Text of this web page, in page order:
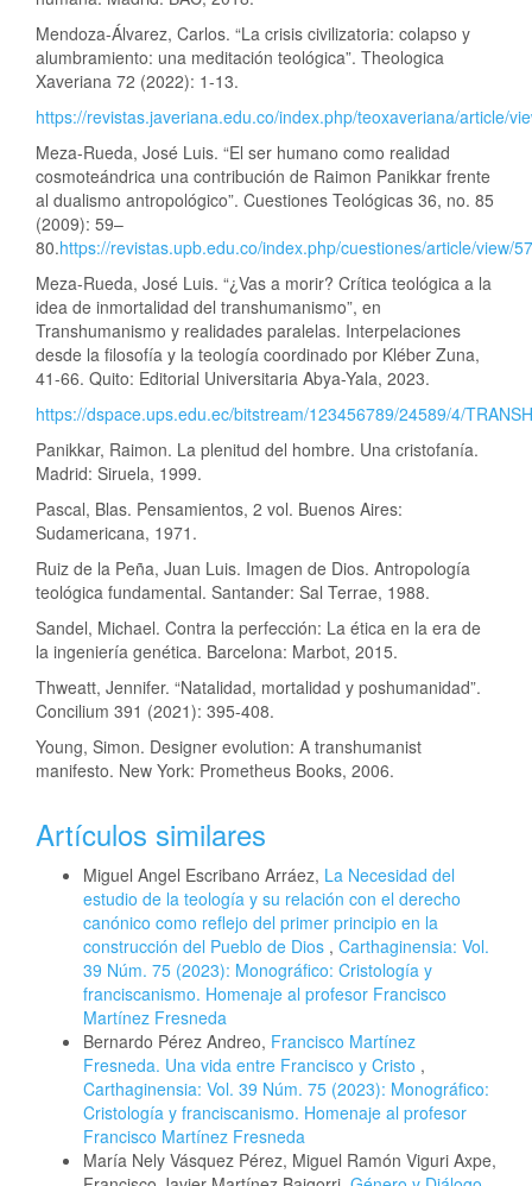
Mendoza-Álvarez, Carlos. “La crisis civilizatoria: colapso y
alumbramiento: una meditación teológica”. Theologica
Xaveriana 72 (2022): 1-13.
https://revistas.javeriana.edu.co/index.php/teoxaveriana/article/
Meza-Rueda, José Luis. “El ser humano como realidad
cosmoteándrica una contribución de Raimon Panikkar frente
al dualismo antropológico”. Cuestiones Teológicas 36, no. 85
(2009): 59–
80.https://revistas.upb.edu.co/index.php/cuestiones/article/view/
Meza-Rueda, José Luis. “¿Vas a morir? Crítica teológica a la
idea de inmortalidad del transhumanismo”, en
Transhumanismo y realidades paralelas. Interpelaciones
desde la filosofía y la teología coordinado por Kléber Zuna,
41-66. Quito: Editorial Universitaria Abya-Yala, 2023.
https://dspace.ups.edu.ec/bitstream/123456789/24589/4/
Panikkar, Raimon. La plenitud del hombre. Una cristofanía.
Madrid: Siruela, 1999.
Pascal, Blas. Pensamientos, 2 vol. Buenos Aires:
Sudamericana, 1971.
Ruiz de la Peña, Juan Luis. Imagen de Dios. Antropología
teológica fundamental. Santander: Sal Terrae, 1988.
Sandel, Michael. Contra la perfección: La ética en la era de
la ingeniería genética. Barcelona: Marbot, 2015.
Thweatt, Jennifer. “Natalidad, mortalidad y poshumanidad”.
Concilium 391 (2021): 395-408.
Young, Simon. Designer evolution: A transhumanist
manifesto. New York: Prometheus Books, 2006.
Artículos similares
Miguel Angel Escribano Arráez, La Necesidad del
estudio de la teología y su relación con el derecho
canónico como reflejo del primer principio en la
construcción del Pueblo de Dios , Carthaginensia: Vol.
39 Núm. 75 (2023): Monográfico: Cristología y
franciscanismo. Homenaje al profesor Francisco
Martínez Fresneda
Bernardo Pérez Andreo, Francisco Martínez
Fresneda. Una vida entre Francisco y Cristo ,
Carthaginensia: Vol. 39 Núm. 75 (2023): Monográfico:
Cristología y franciscanismo. Homenaje al profesor
Francisco Martínez Fresneda
María Nely Vásquez Pérez, Miguel Ramón Viguri Axpe,